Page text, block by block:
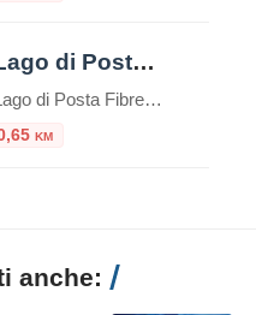
Riserva Lago di Posta Fibreno
La Riserva Lago di Posta Fibreno, o semplicemente Lago di Posta Fibreno, è una riserva naturale situata nella regione del Lazio, in Italia. Si trova nelle vicinanze del comune di Posta Fibreno, nella provincia di Frosinone. Il lago è di origine carsica e si estende su una superficie di circa 0,3 chilometri quadrati.È alimentato da […]
km
anche: